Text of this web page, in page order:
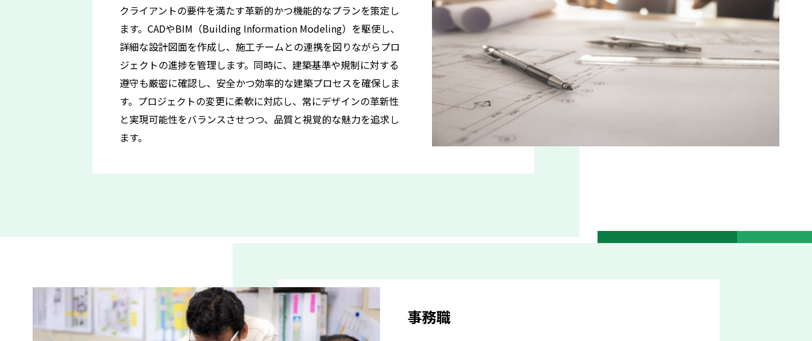
クライアントの要件を満たす革新的かつ機能的なプランを策定し
ます。CADやBIM（Building Information Modeling）を駆使し、
詳細な設計図面を作成し、施工チームとの連携を図りながらプロ
ジェクトの進捗を管理します。同時に、建築基準や規制に対する
遵守も厳密に確認し、安全かつ効率的な建築プロセスを確保しま
す。プロジェクトの変更に柔軟に対応し、常にデザインの革新性
と実現可能性をバランスさせつつ、品質と視覚的な魅力を追求し
ます。
事務職